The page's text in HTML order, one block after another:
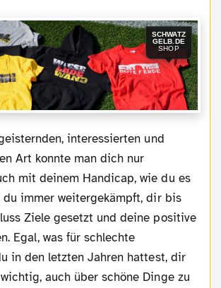
SCHWATZ
GELB.DE
SHOP
Art konnte man dich nur
mit deinem Handicap, wie du es
du immer weitergekämpft, dir bis
Ziele gesetzt und deine positive
Egal, was für schlechte
in den letzten Jahren hattest, dir
auch über schöne Dinge zu